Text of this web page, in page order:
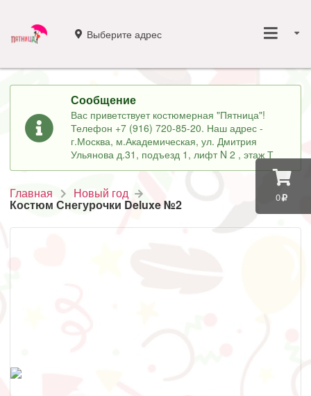
0
Выберите адрес
Сообщение
Вас приветствует костюмерная "Пятница"!
Телефон +7 (916) 720-85-20. Наш адрес -
г.Москва, м.Академическая, ул. Дмитрия
Ульянова д.31, подъезд 1, лифт N 2 , этаж Т
Главная Новый год
Костюм Снегурочки Deluxe №2